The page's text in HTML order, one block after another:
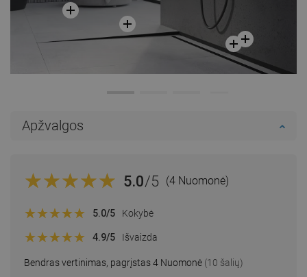
Apžvalgos
5.0/5 (4 Nuomonė)
Bendras vertinimas, pagrįstas 4 Nuomonė (10 šalių)
5.0/5 Kokybė
4.9/5 Išvaizda